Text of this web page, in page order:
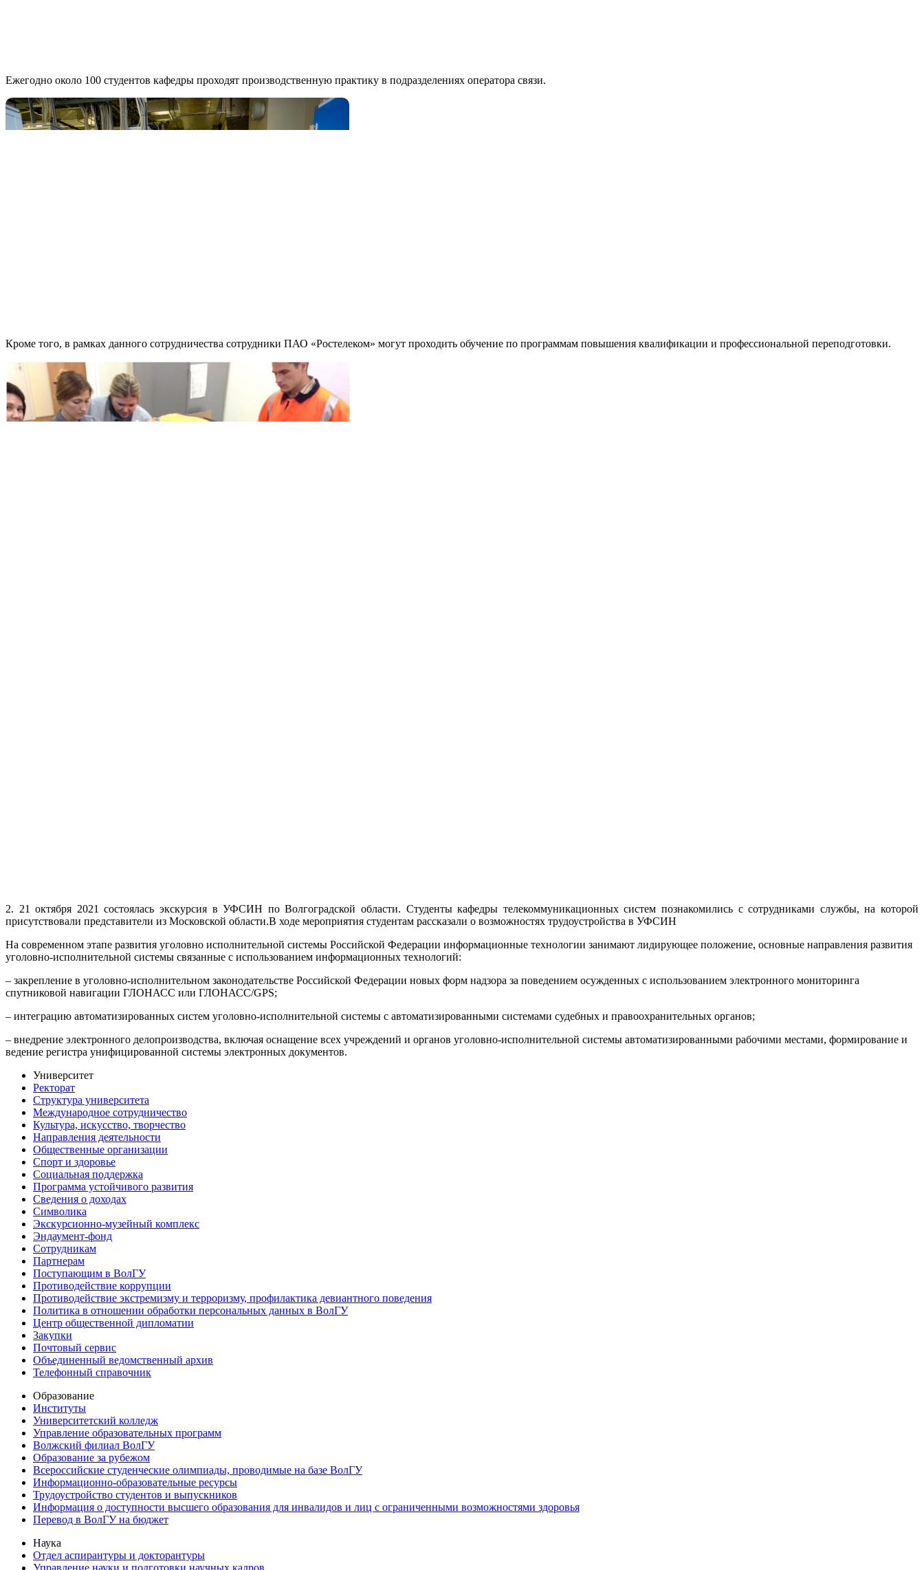
Ежегодно около 100 студентов кафедры проходят производственную практику в подразделениях оператора связи.
Кроме того, в рамках данного сотрудничества сотрудники ПАО «Ростелеком» могут проходить обучение по программам повышения квалификации и профессиональной переподготовки.
2. 21 октября 2021 состоялась экскурсия в УФСИН по Волгоградской области. Студенты кафедры телекоммуникационных систем познакомились с сотрудниками службы, на которой
присутствовали представители из Московской области.В ходе мероприятия студентам рассказали о возможностях трудоустройства в УФСИН
На современном этапе развития уголовно исполнительной системы Российской Федерации информационные технологии занимают лидирующее положение, основные направления развития
уголовно-исполнительной системы связанные с использованием информационных технологий:
– закрепление в уголовно-исполнительном законодательстве Российской Федерации новых форм надзора за поведением осужденных с использованием электронного мониторинга
спутниковой навигации ГЛОНАСС или ГЛОНАСС/GPS;
– интеграцию автоматизированных систем уголовно-исполнительной системы с автоматизированными системами судебных и правоохранительных органов;
– внедрение электронного делопроизводства, включая оснащение всех учреждений и органов уголовно-исполнительной системы автоматизированными рабочими местами, формирование и
ведение регистра унифицированной системы электронных документов.
Университет
Ректорат
Структура университета
Международное сотрудничество
Культура, искусство, творчество
Направления деятельности
Общественные организации
Спорт и здоровье
Социальная поддержка
Программа устойчивого развития
Сведения о доходах
Символика
Экскурсионно-музейный комплекс
Эндаумент-фонд
Сотрудникам
Партнерам
Поступающим в ВолГУ
Противодействие коррупции
Противодействие экстремизму и терроризму, профилактика девиантного поведения
Политика в отношении обработки персональных данных в ВолГУ
Центр общественной дипломатии
Закупки
Почтовый сервис
Объединенный ведомственный архив
Телефонный справочник
Образование
Институты
Университетский колледж
Управление образовательных программ
Волжский филиал ВолГУ
Образование за рубежом
Всероссийские студенческие олимпиады, проводимые на базе ВолГУ
Информационно-образовательные ресурсы
Трудоустройство студентов и выпускников
Информация о доступности высшего образования для инвалидов и лиц с ограниченными возможностями здоровья
Перевод в ВолГУ на бюджет
Наука
Отдел аспирантуры и докторантуры